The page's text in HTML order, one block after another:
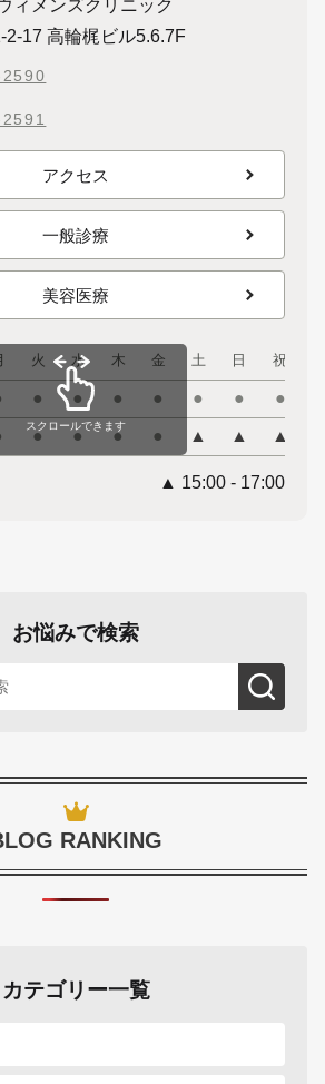
ィメンズクリニック
17 高輪梶ビル5.6.7F
アクセス
一般診療
美容医療
火 水 木 金 土 日 祝
● ● ● ● ● ● ●
● ● ● ● ▲ ▲ ▲
スクロールできます
▲ 15:00 - 17:00
お悩みで検索
RANKING
カテゴリー一覧